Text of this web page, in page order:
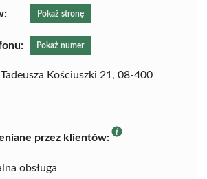
Pokaż stronę
Pokaż numer
Tadeusza Kościuszki 21, 08-400
przez klientów:
obsługa